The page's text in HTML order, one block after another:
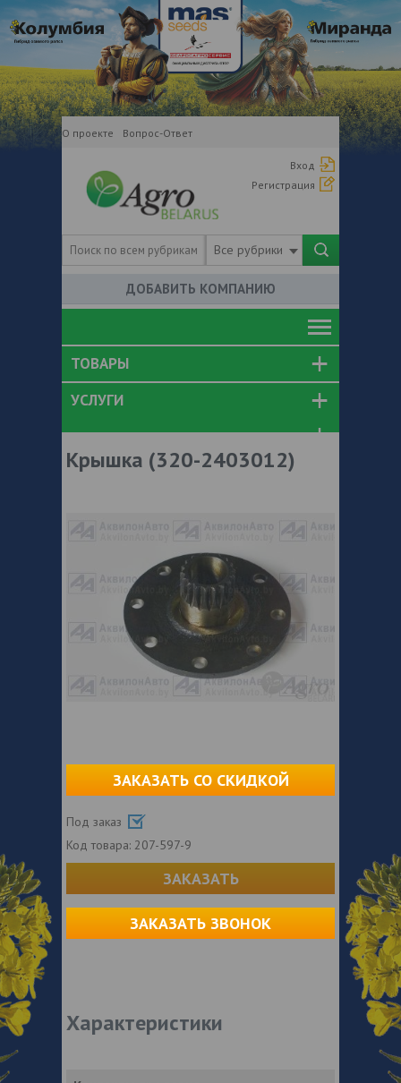
О проекте Вопрос-Ответ
Вход
Регистрация
Все рубрики
ДОБАВИТЬ КОМПАНИЮ
ТОВАРЫ
УСЛУГИ
Крышка (320-2403012)
ЗАКАЗАТЬ СО СКИДКОЙ
Под заказ
Код товара: 207-597-9
ЗАКАЗАТЬ
ЗАКАЗАТЬ ЗВОНОК
Характеристики